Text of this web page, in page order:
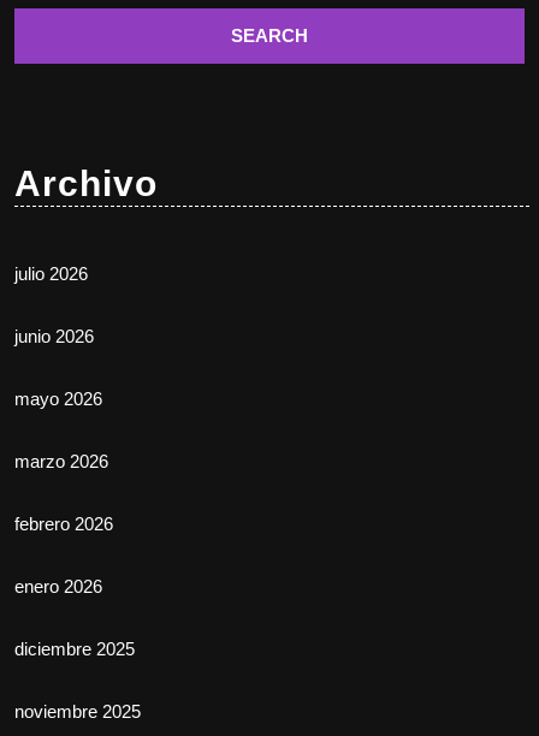
Archivo
julio 2026
junio 2026
mayo 2026
marzo 2026
febrero 2026
enero 2026
diciembre 2025
noviembre 2025